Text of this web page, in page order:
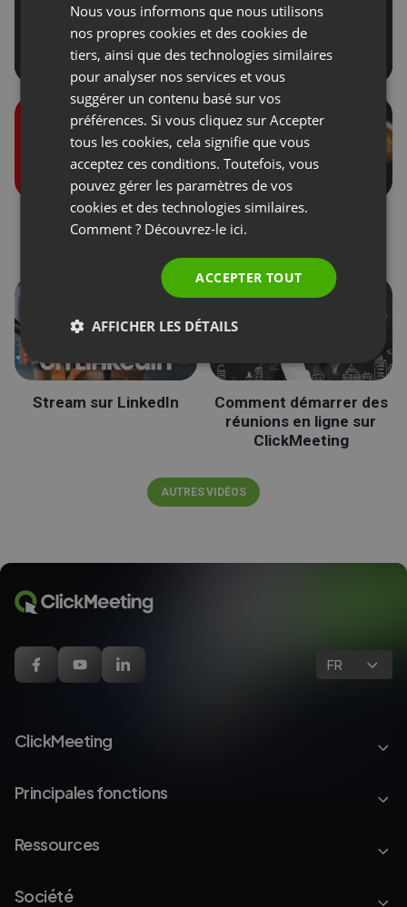
Rôles lors des
événements
Dons des participants
Stream sur LinkedIn
Comment démarrer des
réunions en ligne sur
ClickMeeting
AUTRES VIDÉOS
FR
ClickMeeting
Principales fonctions
Ressources
Société
FRENCH
SPANISH
PORTUGUESE
Nous vous informons que nous utilisons
nos propres cookies et des cookies de
tiers, ainsi que des technologies similaires
pour analyser nos services et vous
suggérer un contenu basé sur vos
préférences. Si vous cliquez sur Accepter
tous les cookies, cela signifie que vous
acceptez ces conditions. Toutefois, vous
pouvez gérer les paramètres de vos
cookies et des technologies similaires.
Comment ? Découvrez-le ici.
ACCEPTER TOUT
AFFICHER LES DÉTAILS